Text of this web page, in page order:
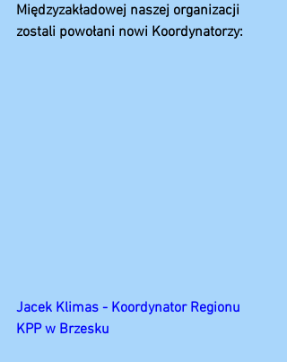
Międzyzakładowej naszej organizacji
zostali powołani nowi Koordynatorzy:
Jacek Klimas - Koordynator Regionu
KPP w Brzesku